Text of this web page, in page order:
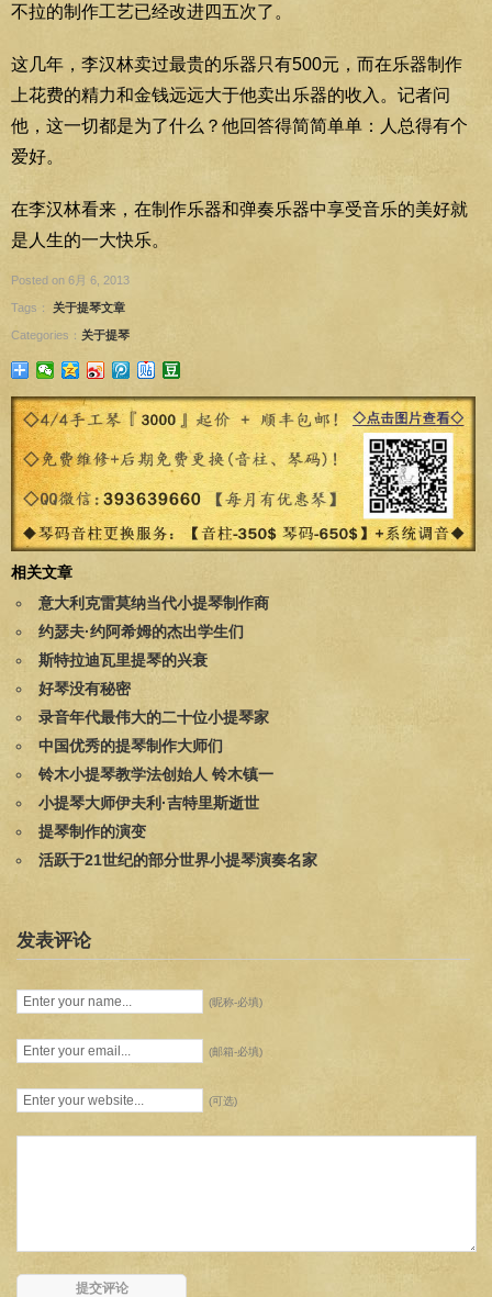
不拉的制作工艺已经改进四五次了。
这几年，李汉林卖过最贵的乐器只有500元，而在乐器制作
上花费的精力和金钱远远大于他卖出乐器的收入。记者问
他，这一切都是为了什么？他回答得简简单单：人总得有个
爱好。
在李汉林看来，在制作乐器和弹奏乐器中享受音乐的美好就
是人生的一大快乐。
Posted on 6月 6, 2013
Tags： 关于提琴文章
Categories： 关于提琴
相关文章
意大利克雷莫纳当代小提琴制作商
约瑟夫·约阿希姆的杰出学生们
斯特拉迪瓦里提琴的兴衰
好琴没有秘密
录音年代最伟大的二十位小提琴家
中国优秀的提琴制作大师们
铃木小提琴教学法创始人 铃木镇一
小提琴大师伊夫利·吉特里斯逝世
提琴制作的演变
活跃于21世纪的部分世界小提琴演奏名家
发表评论
(昵称-必填)
(邮箱-必填)
(可选)